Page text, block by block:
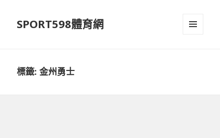
SPORT598體育網
標籤:金州勇士